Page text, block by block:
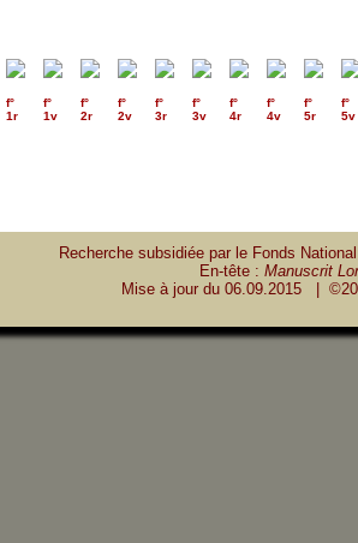
f°
1r
f°
1v
f°
2r
f°
2v
f°
3r
f°
3v
f°
4r
f°
4v
f°
5r
f°
5v
Recherche subsidiée par le Fonds
En-tête : Manuscrit
Mise à jour du 06.09.2015 |